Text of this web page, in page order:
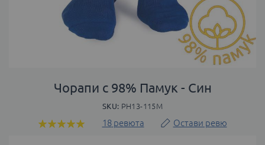
галерия
Чорапи с 98% Памук - Син
SKU PH13-115M
Оценка:
18 ревюта Остави ревю